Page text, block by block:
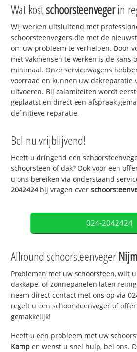
Wat kostschoorsteenvegerin
Wij werken uitsluitend met
schoorsteenvegers die met de
om uw probleem te verhelpen. Door
met vakmensen te werken is de kans
minimaal. Onze servicewagens
voorraad en kunnen uw dakreparatie
uitvoeren. Bij calamiteiten wordt
geplaatst en direct een afspraak
definitieve reparatie.
Bel nu vrijblijvend!
Heeft u dringend een
schoorsteen of dak? Ook voor een
u ons bereiken via onderstaand
2042424bij vragen over
024-2042424
Allround schoorsteenveger
Problemen met uw schoorsteen, wilt
dakkapel of zonnepanelen laten
neem direct contact met ons op via
regelt u een schoorsteenveger of
gemakkelijk!
Heeft u een probleem met uw
Kamp en wenst u snel hulp, bel ons.